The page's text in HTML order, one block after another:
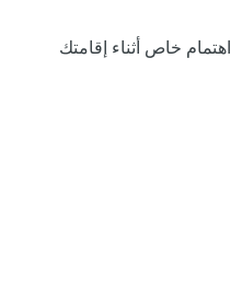
اهتمام خاص أثناء إقامتك